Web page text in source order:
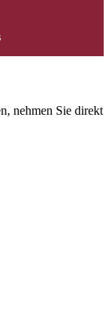
nehmen Sie direkt